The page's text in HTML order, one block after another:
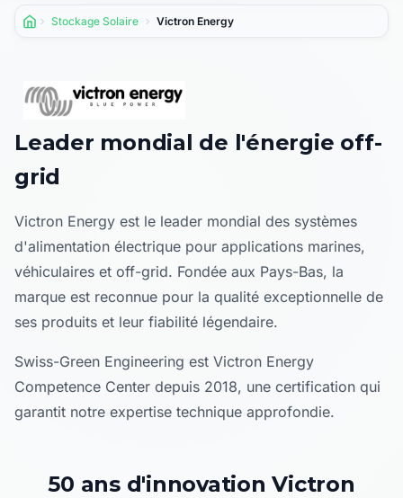
Accueil
Stockage Solaire Victron Energy
Leader mondial de l'énergie off-
grid
Victron Energy est le leader mondial des systèmes
d'alimentation électrique pour applications marines,
véhiculaires et off-grid. Fondée aux Pays-Bas, la
marque est reconnue pour la qualité exceptionnelle de
ses produits et leur fiabilité légendaire.
Swiss-Green Engineering est Victron Energy
Competence Center depuis 2018, une certification qui
garantit notre expertise technique approfondie.
50 ans d'innovation Victron